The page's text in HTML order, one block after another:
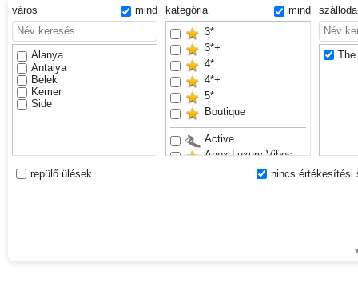
város mind
Alanya
Antalya
Belek
Kemer
Side
kategória
mind
3*
3*+
4*
4*+
5*
Boutique
Active
Anex Luxury Vibes
repülő ülések nincs értékesítési